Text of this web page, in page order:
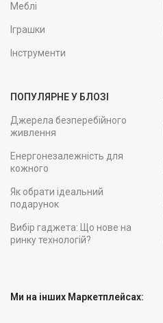
Меблі
Іграшки
Інструменти
ПОПУЛЯРНЕ У БЛОЗІ
Джерела безперебійного
живлення
Енергонезалежність для
кожного
Як обрати ідеальний
подарунок
Вибір гаджета: Що нове на
ринку технологій?
Ми на інших Маркетплейсах: